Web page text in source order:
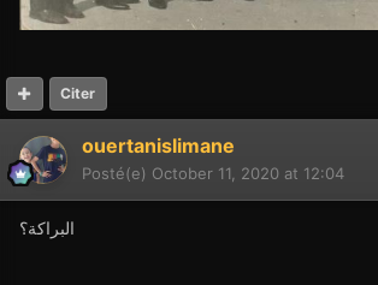
Citer
ouertanislimane
Posté(e) October 11, 2020 at 12:04
البراكة؟